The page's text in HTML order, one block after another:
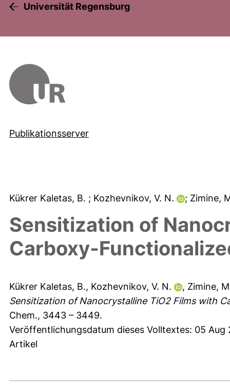
Universität Regensburg
Publikationsserver
Kükrer Kaletas, B. ; Kozhevnikov, V. N. ; Zimine,
Sensitization of
Carboxy-
Kükrer Kaletas, B., Kozhevnikov, V. N. , Zimine,
Sensitization of Nanocrystalline TiO2 Films with
Chem., 3443 – 3449.
Veröffentlichungsdatum dieses Volltextes: 05 Aug
Artikel